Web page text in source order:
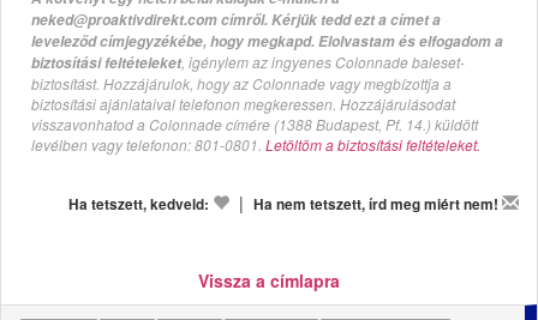
neked@proaktivdirekt.com címről. Kérjük tedd ezt a címet a
leveleződ címjegyzékébe, hogy megkapd. Elolvastam és elfogadom a
biztosítási feltételeket, igénylem az ingyenes Colonnade baleset-
biztosítást. Hozzájárulok, hogy az Colonnade vagy megbízottja a
biztosítási ajánlataival telefonon megkeressen. Hozzájárulásodat
visszavonhatod a Colonnade címére (1388 Budapest, Pf. 14.) küldött
levélben vagy telefonon: 801-0801. Letöltöm a biztosítási feltételeket.
Ha tetszett, kedveld: | Ha nem tetszett, írd meg miért nem!
Vissza a címlapra